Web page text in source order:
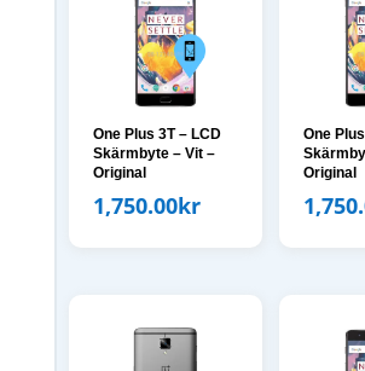
One Plus 3T – LCD
Skärmbyte – Vit –
Original
1,750.00kr
One
Original